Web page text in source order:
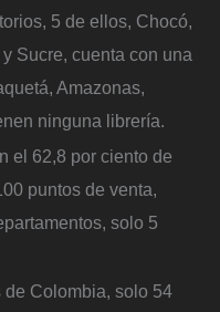
5 de ellos, Chocó,
Sucre, cuenta con una
Amazonas,
ninguna librería.
el 62,8 por ciento de
puntos de venta,
solo 5
Colombia, solo 54